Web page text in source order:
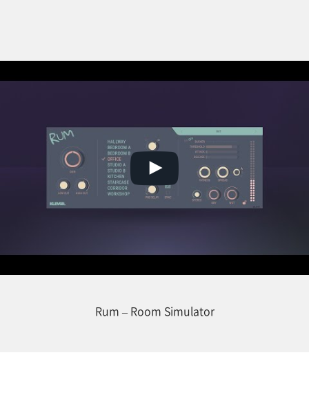
Rum – Room Simulator